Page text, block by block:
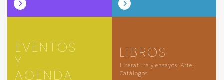
EVENTOS
Y
AGENDA
LIBROS
Literatura y ensayos, Arte,
Catálogos